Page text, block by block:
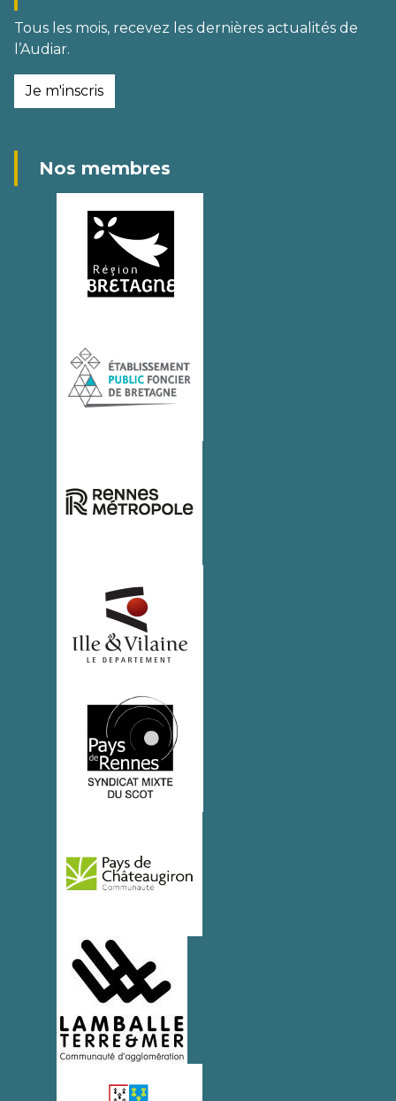
Tous les mois, recevez les dernières actualités de
l’Audiar.
Je m'inscris
Nos membres